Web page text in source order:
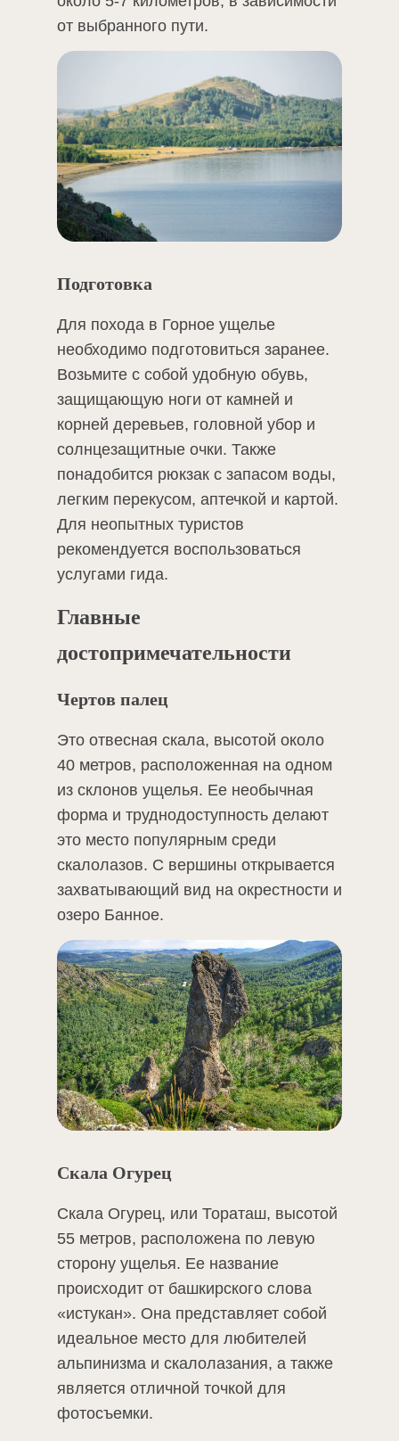
от выбранного пути.
Подготовка
Для похода в Горное ущелье
необходимо подготовиться заранее.
Возьмите с собой удобную обувь,
защищающую ноги от камней и
корней деревьев, головной убор и
солнцезащитные очки. Также
понадобится рюкзак с запасом воды,
легким перекусом, аптечкой и картой.
Для неопытных туристов
рекомендуется воспользоваться
услугами гида.
Главные
достопримечательности
Чертов палец
Это отвесная скала, высотой около
40 метров, расположенная на одном
из склонов ущелья. Ее необычная
форма и труднодоступность делают
это место популярным среди
скалолазов. С вершины открывается
захватывающий вид на окрестности и
озеро Банное.
Скала Огурец
Скала Огурец, или Тораташ, высотой
55 метров, расположена по левую
сторону ущелья. Ее название
происходит от башкирского слова
«истукан». Она представляет собой
идеальное место для любителей
альпинизма и скалолазания, а также
является отличной точкой для
фотосъемки.